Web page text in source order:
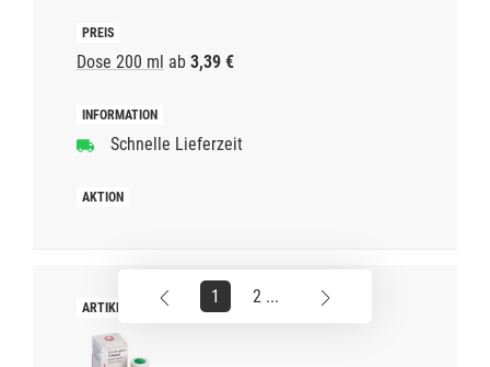
Dose 200 ml ab 3,39 €
Schnelle Lieferzeit
1 2 ...